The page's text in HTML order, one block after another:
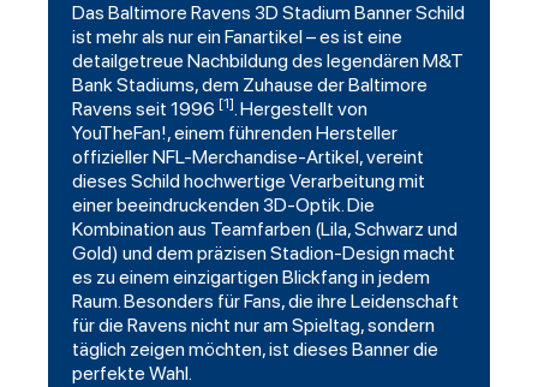
Das Baltimore Ravens 3D Stadium Banner Schild
ist mehr als nur ein Fanartikel – es ist eine
detailgetreue Nachbildung des legendären M&T
Bank Stadiums, dem Zuhause der Baltimore
Ravens seit 1996 [1]. Hergestellt von
YouTheFan!, einem führenden Hersteller
offizieller NFL-Merchandise-Artikel, vereint
dieses Schild hochwertige Verarbeitung mit
einer beeindruckenden 3D-Optik. Die
Kombination aus Teamfarben (Lila, Schwarz und
Gold) und dem präzisen Stadion-Design macht
es zu einem einzigartigen Blickfang in jedem
Raum. Besonders für Fans, die ihre Leidenschaft
für die Ravens nicht nur am Spieltag, sondern
täglich zeigen möchten, ist dieses Banner die
perfekte Wahl.